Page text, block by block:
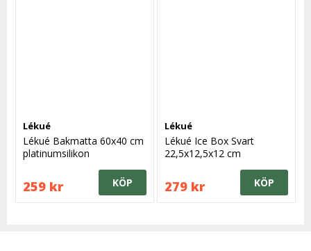
Lékué
Lékué Bakmatta 60x40 cm
platinumsilikon
259 kr KÖP
Lékué
Lékué Ice Box Svart
22,5x12,5x12 cm
279 kr KÖP